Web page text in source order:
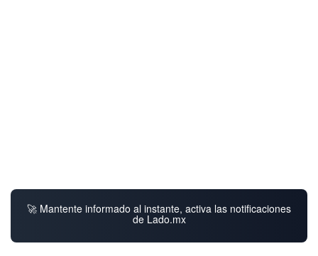
🚀 Mantente informado al instante, activa las notificaciones
de Lado.mx